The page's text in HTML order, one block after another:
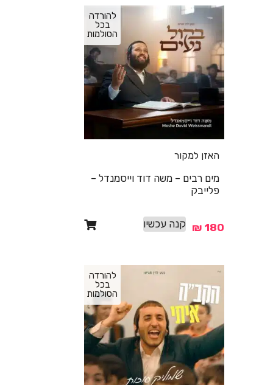
להורדה
בכל
הסולמות
האזן למקור
מים רבים – משה דוד וייסמנדל –
פלייבק
₪ 180 קנה עכשיו
להורדה
בכל
הסולמות